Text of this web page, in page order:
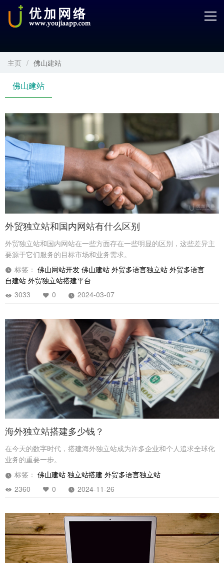
首页
开发服务
解决方案
案例解剖
电商学院
关于优加
主页 / 佛山建站
佛山建站
外贸独立站和国内网站有什么区别
外贸独立站和国内网站在一些方面存在一些明显的区别，这些差异主
要源于它们服务的目标市场和业务需求。
标签： 佛山网站开发 佛山建站 外贸多语言独立站 外贸多语言
自建站 外贸独立站搭建平台
3033
0 2024-03-07
海外独立站搭建多少钱？
在今天的数字时代，搭建海外独立站成为许多企业和个人追求全球化
业务的重要一步。
标签： 佛山建站 独立站搭建 外贸多语言独立站
2360
0 2024-11-26